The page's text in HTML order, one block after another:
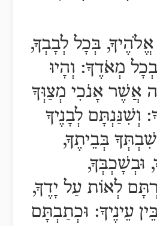
אֱלֹהֶיךָ, בְּכָל לְבָבְךָ,
מְאֹדֶךָ: וְהָיוּ
אֲשֶׁר אָנֹכִי מְצַוְּךָ
וְשִׁנַּנְתָּם לְבָנֶיךָ
בְּבֵיתֶךָ,
וּבְשָׁכְבְּךָ,
לְאוֹת עַל יָדֶךָ,
עֵינֶיךָ: וּכְתַבְתָּם